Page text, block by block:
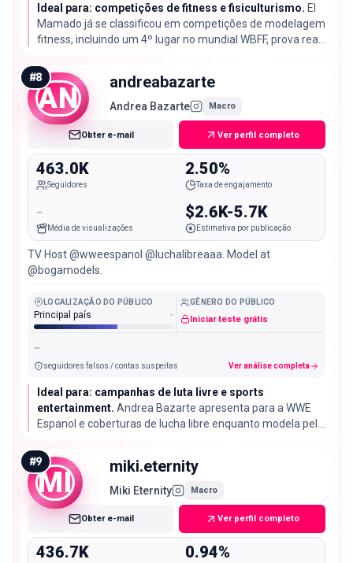
Ideal para: competições de fitness e fisiculturismo. El
Mamado já se classificou em competições de modelagem
fitness, incluindo um 4º lugar no mundial WBFF, prova real
AN
#8 andreabazarte
Andrea Bazarte Macro
Obter e-mail Ver perfil completo
463.0K
Seguidores
2.50%
Taxa de engajamento
-
Média de visualizações
$2.6K-5.7K
Estimativa por publicação
TV Host @wweespanol @luchalibreaaa. Model at
@bogamodels.
LOCALIZAÇÃO DO PÚBLICO
Principal país -
GÊNERO DO PÚBLICO
Iniciar teste grátis
-
seguidores falsos / contas suspeitas Ver análise completa
Ideal para: campanhas de luta livre e sports
entertainment. Andrea Bazarte apresenta para a WWE
Espanol e coberturas de lucha libre enquanto modela pela
sports entertainment.
MI
#9 miki.eternity
Miki Eternity Macro
Obter e-mail Ver perfil completo
436.7K 0.94%